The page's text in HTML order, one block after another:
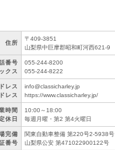
住所
〒409-3851
山梨県中巨摩郡昭和町河西621-9
番号
クス
055-244-8200
055-244-8222
レス
レス
info@classicharley.jp
https://www.classicharley.jp/
時間
休日
10:00～18:00
毎週月曜・第2 第4火曜日
完備
番号
関東自動車整備 第220号2-5938号
山梨県公安 第471022900122号